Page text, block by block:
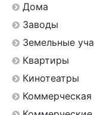
Дома
Заводы
Земельные
Квартиры
Кинотеатры